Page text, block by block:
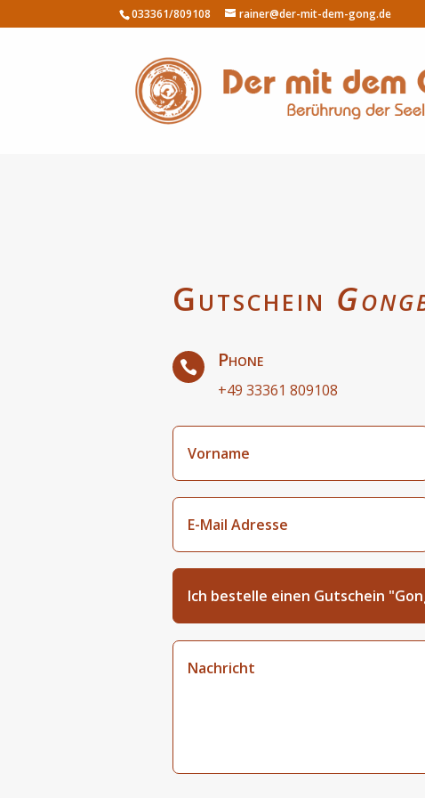
033361/809108 rainer@der-mit-dem-gong.de
Gutschein
 Phone
+49 33361 809108